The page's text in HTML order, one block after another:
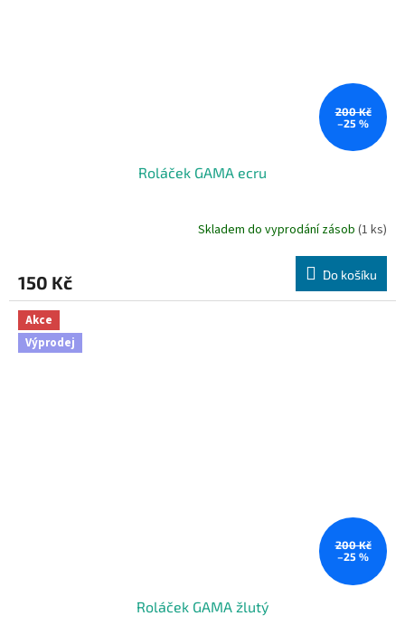
200 Kč
–25 %
Roláček GAMA ecru
Skladem do vyprodání zásob (1 ks)
150 Kč Do košíku
Akce
Výprodej
200 Kč
–25 %
Roláček GAMA žlutý